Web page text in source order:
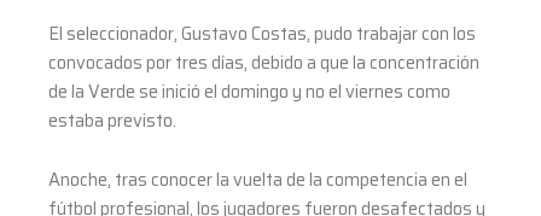
El seleccionador, Gustavo Costas, pudo trabajar con los
convocados por tres días, debido a que la concentración
de la Verde se inició el domingo y no el viernes como
estaba previsto.
Anoche, tras conocer la vuelta de la competencia en el
fútbol profesional, los jugadores fueron desafectados y